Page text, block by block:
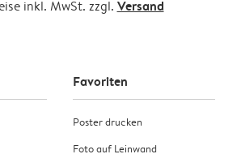
inkl. MwSt. zzgl. Versand
Favoriten
Poster drucken
Foto auf Leinwand